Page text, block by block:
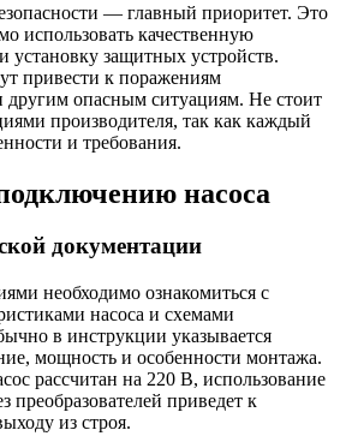
— главный приоритет. Это
использовать качественную
установку защитных устройств.
привести к поражениям
другим опасным ситуациям. Не стоит
производителя, так как каждый
и требования.
насоса
документации
необходимо ознакомиться с
насоса и схемами
в инструкции указывается
мощность и особенности монтажа.
рассчитан на 220 В, использование
преобразователей приведет к
из строя.